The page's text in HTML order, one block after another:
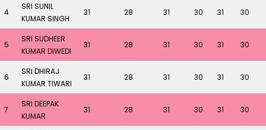
4
SRI SUNIL
KUMAR SINGH
31 28 31 30 31 30
5
SRI SUDHEER
KUMAR DIWEDI
31 28 31 30 31 30
6
SRI DHIRAJ
KUMAR TIWARI
31 28 31 30 31 30
7
SRI DEEPAK
KUMAR
31 28 31 30 31 30